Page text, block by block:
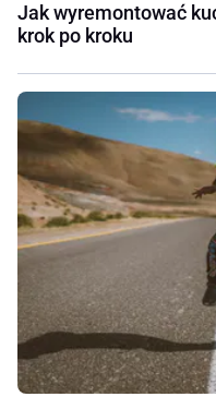
Jak wyremontować
krok po kroku